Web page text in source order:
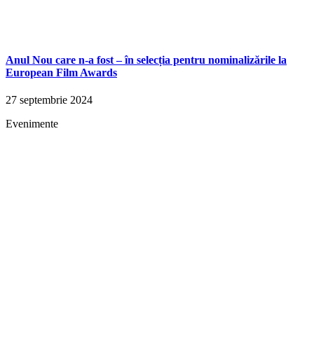
Anul Nou care n-a fost – în selecția pentru nominalizările la
European Film Awards
27 septembrie 2024
Evenimente